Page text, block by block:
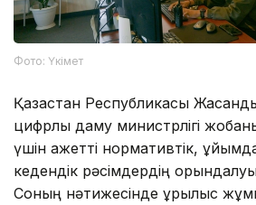
Фото: Үкімет
Қазақстан Республикасы
цифрлық даму министрлігі
үшін қажетті нормативтік,
кедендік рәсімдердің
Соның нәтижесінде құрылыс